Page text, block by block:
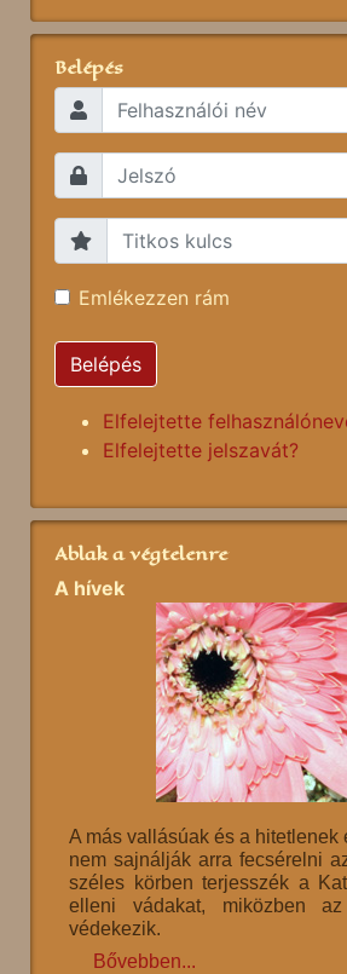
Belépés
Emlékezzen rám
Belépés
Elfelejtette
Elfelejtette jelszavát?
Ablak a végtelenre
A hívek
A más vallásúak és a hitetlenek
nem sajnálják arra fecsérelni
széles körben terjesszék a
elleni vádakat, miközben
védekezik.
Bővebben...